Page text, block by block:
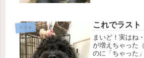
狭いカゴの中で
同じく内出血か
も、羽...
ペット これでラスト
まいど！実はね
が増えちゃった
のに「ちゃった